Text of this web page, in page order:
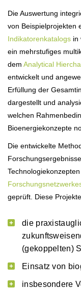
Die Auswertung
von Beispielprojekten
Indikatorenkatalogs in
ein mehrstufiges
dem Analytical
entwickelt und
Erfüllung der
dargestellt und
welchen
Bioenergiekonzepte
Die entwickelte
geprüft. Diese
die
(gekoppelten)
Einsatz von
insbesondere